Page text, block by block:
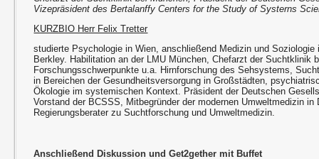
Vizepräsident des Bertalanffy Centers for the Study of Systerns
KURZBIO Herr Felix Tretter
studierte Psychologie in Wien, anschließend Medizin und
Berkley. Habilitation an der LMU München, Chefarzt der Suchtklinik
Forschungsschwerpunkte u.a. Hirnforschung des Sehsystems,
in Bereichen der Gesundheitsversorgung in Großstädten,
Ökologie im systemischen Kontext. Präsident der Deutschen
Vorstand der BCSSS, Mitbegründer der modernen Umweltmedizin in
Regierungsberater zu Suchtforschung und Umweltmedizin.
Anschließend Diskussion und Get2gether mit Buffet